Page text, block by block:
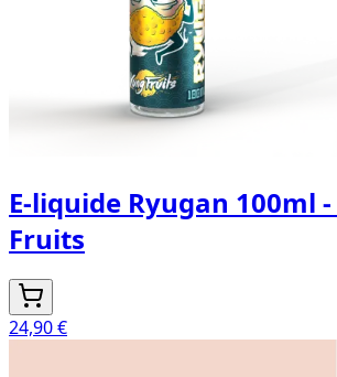
E-liquide Ryugan 100ml
Fruits
24,90 €